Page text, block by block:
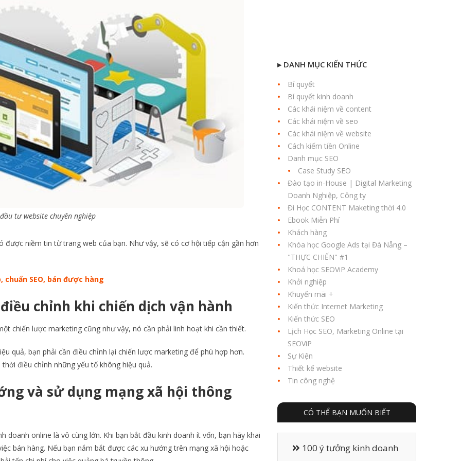
tư website chuyên nghiệp
được niềm tin từ trang web của bạn. Như vậy, sẽ có cơ hội tiếp cận gần hơn
SEO, bán được hàng
chỉnh khi chiến dịch vận hành
chiến lược marketing cũng như vậy, nó cần phải linh hoạt khi cần thiết.
quả, bạn phải cần điều chỉnh lại chiến lược marketing để phù hợp hơn.
điều chỉnh những yếu tố không hiệu quả.
và sử dụng mạng xã hội thông
doanh online là vô cùng lớn. Khi bạn bắt đầu kinh doanh ít vốn, bạn hãy khai
bán hàng. Nếu bạn nắm bắt được các xu hướng trên mạng xã hội hoặc
▸ DANH MỤC KIẾN THỨC
Bí quyết
Bí quyết kinh doanh
Các khái niệm về content
Các khái niệm về seo
Các khái niệm về website
Cách kiếm tiền Online
Danh mục SEO
Case Study SEO
Đào tạo in-House | Digital Marketing
Doanh Nghiệp, Công ty
Đi Học CONTENT Maketing thời 4.0
Ebook Miễn Phí
Khách hàng
Khóa học Google Ads tại Đà Nẵng –
"THỰC CHIẾN" #1
Khoá học SEOViP Academy
Khởi nghiệp
Khuyến mãi +
Kiến thức Internet Marketing
Kiến thức SEO
Lịch Học SEO, Marketing Online tại
SEOViP
Sự Kiện
Thiết kế website
Tin công nghệ
CÓ THỂ BẠN MUỐN BIẾT
100 ý tưởng kinh doanh